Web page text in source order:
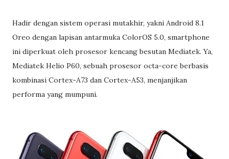
Hadir dengan sistem operasi mutakhir, yakni Android 8.1
Oreo dengan lapisan antarmuka ColorOS 5.0, smartphone
ini diperkuat oleh prosesor kencang besutan Mediatek. Ya,
Mediatek Helio P60, sebuah prosesor octa-core berbasis
kombinasi Cortex-A73 dan Cortex-A53, menjanjikan
performa yang mumpuni.